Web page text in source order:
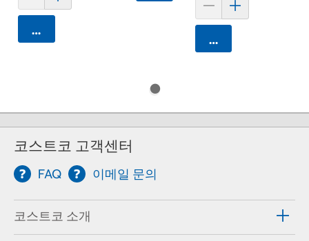
카트에 담기
카트에 담기
코스트코 고객센터
FAQ 이메일 문의
코스트코 소개